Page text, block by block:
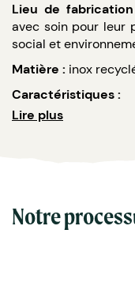
Lieu de
avec soin pour leur
social et
Matière : inox
Caractéristiques :
24h au froid &
inoxydable
Sans BPA
Lire plus
Notre